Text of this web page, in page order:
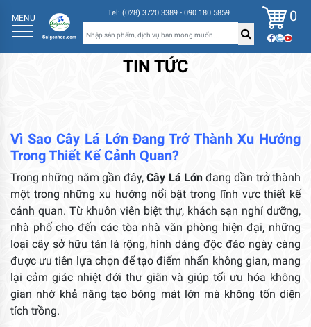
MENU Tel: (028) 3720 3389 - 090 180 5859 0
TIN TỨC
Vì Sao Cây Lá Lớn Đang Trở Thành Xu Hướng
Trong Thiết Kế Cảnh Quan?
Trong những năm gần đây,Cây Lá Lớnđang dần trở thành
một trong những xu hướng nổi bật trong lĩnh vực thiết kế
cảnh quan. Từ khuôn viên biệt thự, khách sạn nghỉ dưỡng,
nhà phố cho đến các tòa nhà văn phòng hiện đại, những
loại cây sở hữu tán lá rộng, hình dáng độc đáo ngày càng
được ưu tiên lựa chọn để tạo điểm nhấn không gian, mang
lại cảm giác nhiệt đới thư giãn và giúp tối ưu hóa không
gian nhờ khả năng tạo bóng mát lớn mà không tốn diện
tích trồng.